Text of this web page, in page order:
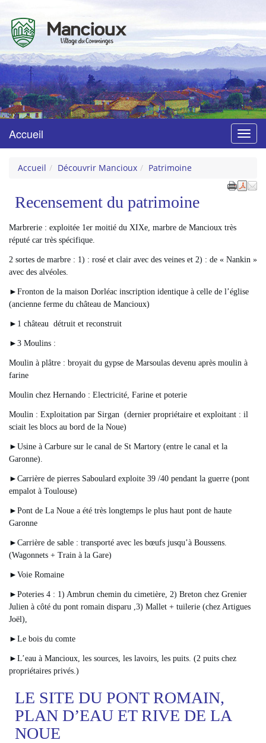
Mancioux
Village du Comminges
Menu
Accueil
Accueil Découvrir Mancioux Patrimoine
Recensement du patrimoine
Marbrerie : exploitée 1er moitié du XIXe, marbre de Mancioux très
réputé car très spécifique.
2 sortes de marbre : 1) : rosé et clair avec des veines et 2) : de « Nankin »
avec des alvéoles.
►Fronton de la maison Dorléac inscription identique à celle de l’église
(ancienne ferme du château de Mancioux)
►1 château détruit et reconstruit
►3 Moulins :
Moulin à plâtre : broyait du gypse de Marsoulas devenu après moulin à
farine
Moulin chez Hernando : Electricité, Farine et poterie
Moulin : Exploitation par Sirgan (dernier propriétaire et exploitant : il
sciait les blocs au bord de la Noue)
►Usine à Carbure sur le canal de St Martory (entre le canal et la
Garonne).
►Carrière de pierres Saboulard exploite 39 /40 pendant la guerre (pont
empalot à Toulouse)
►Pont de La Noue a été très longtemps le plus haut pont de haute
Garonne
►Carrière de sable : transporté avec les bœufs jusqu’à Boussens.
(Wagonnets + Train à la Gare)
►Voie Romaine
►Poteries 4 : 1) Ambrun chemin du cimetière, 2) Breton chez Grenier
Julien à côté du pont romain disparu ,3) Mallet + tuilerie (chez Artigues
Joël),
►Le bois du comte
►L’eau à Mancioux, les sources, les lavoirs, les puits. (2 puits chez
propriétaires privés.)
LE SITE DU PONT ROMAIN,
PLAN D’EAU ET RIVE DE LA
NOUE